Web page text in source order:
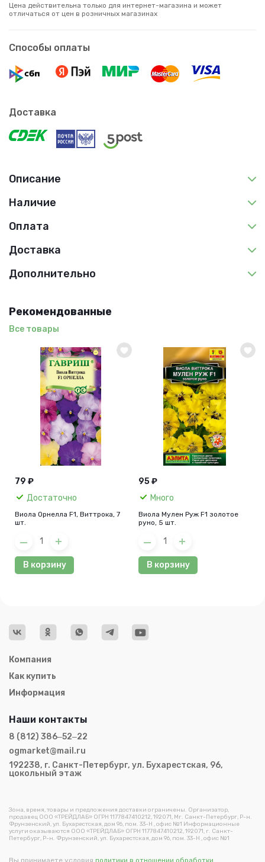
Цена действительна только для интернет-магазина и может
отличаться от цен в розничных магазинах
Способы оплаты
Доставка
Описание
Наличие
Оплата
Доставка
Дополнительно
Рекомендованные
Все товары
79 ₽
Достаточно
Виола Орнелла F1, Виттрока, 7
шт.
В корзину
95 ₽
Много
Виола Мулен Руж F1 золотое
руно, 5 шт.
В корзину
Компания
Как купить
Информация
Зона, время, товары и предложения доставки ограничены. Организатор,
продавец ООО «ТРЕЙДЛАБ» ОГРН 1177847410212, 192071, Мг. Санкт-Петербург, Р-н.
Фрунзенский, ул. Бухарестская, дом 96, пом. 33-Н , офис №1 Информационные
услуги оказываются ООО «ТРЕЙДЛАБ» ОГРН 1177847410212, 192071, г. Санкт-
Петербург, Р-н. Фрунзенский, ул. Бухарестская, дом 96, пом. 33-Н , офис №1
Наши контакты
8 (812) 386‒52‒22
ogmarket@mail.ru
192238, г. Санкт-Петербург, ул. Бухарестская, 96,
цокольный этаж
Вы принимаете условия политики в отношении обработки